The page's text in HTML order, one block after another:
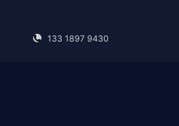
133 1897 9430